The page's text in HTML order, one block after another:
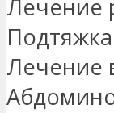
Лечение
Лечение